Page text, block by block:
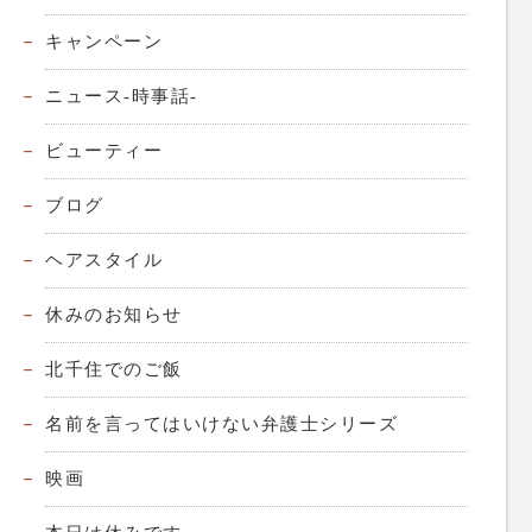
キャンペーン
ニュース-時事話-
ビューティー
ブログ
ヘアスタイル
休みのお知らせ
北千住でのご飯
名前を言ってはいけない弁護士シリーズ
映画